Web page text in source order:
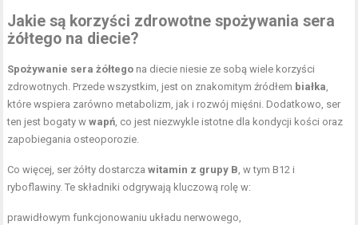
Jakie są korzyści zdrowotne spożywania sera
żółtego na diecie?
Spożywanie sera żółtego na diecie niesie ze sobą wiele korzyści
zdrowotnych. Przede wszystkim, jest on znakomitym źródłem białka,
które wspiera zarówno metabolizm, jak i rozwój mięśni. Dodatkowo, ser
ten jest bogaty wwapń, co jest niezwykle istotne dla kondycji kości oraz
zapobiegania osteoporozie.
Co więcej, ser żółty dostarczawitamin z grupy B, w tym B12 i
ryboflawiny. Te składniki odgrywają kluczową rolę w:
prawidłowym funkcjonowaniu układu nerwowego,